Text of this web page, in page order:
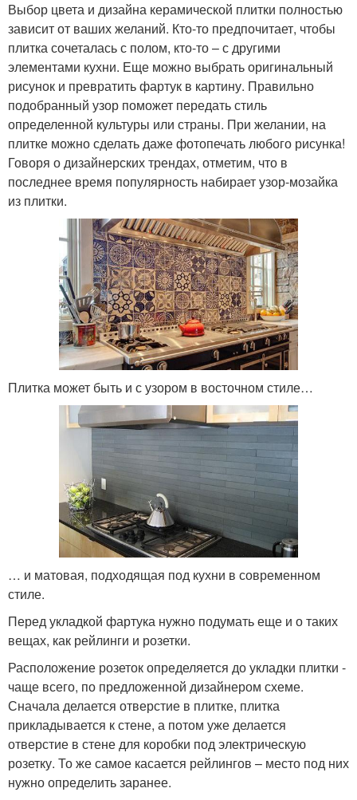
Выбор цвета и дизайна керамической плитки полностью
зависит от ваших желаний. Кто-то предпочитает, чтобы
плитка сочеталась с полом, кто-то – с другими
элементами кухни. Еще можно выбрать оригинальный
рисунок и превратить фартук в картину. Правильно
подобранный узор поможет передать стиль
определенной культуры или страны. При желании, на
плитке можно сделать даже фотопечать любого рисунка!
Говоря о дизайнерских трендах, отметим, что в
последнее время популярность набирает узор-мозайка
из плитки.
Плитка может быть и с узором в восточном стиле…
… и матовая, подходящая под кухни в современном
стиле.
Перед укладкой фартука нужно подумать еще и о таких
вещах, как рейлинги и розетки.
Расположение розеток определяется до укладки плитки -
чаще всего, по предложенной дизайнером схеме.
Сначала делается отверстие в плитке, плитка
прикладывается к стене, а потом уже делается
отверстие в стене для коробки под электрическую
розетку. То же самое касается рейлингов – место под них
нужно определить заранее.